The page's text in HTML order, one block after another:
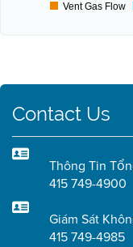
Vent Gas Flow
Contact Us
Thông Tin
415 749-4900
Giám Sát
415 749-4985